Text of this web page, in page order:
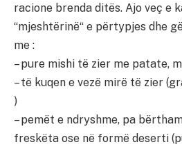
racione brenda ditës. Ajo veç e
“mjeshtërinë“ e përtypjes dhe
me :
– pure mishi të zier me patate,
– të kuqen e vezë mirë të zier
)
– pemët e ndryshme, pa
freskëta ose në formë deserti